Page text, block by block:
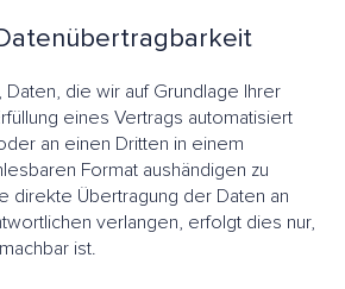
Daten, die wir auf Grundlage Ihrer
eines Vertrags automatisiert
an einen Dritten in einem
Format aushändigen zu
direkte Übertragung der Daten an
verlangen, erfolgt dies nur,
ist.